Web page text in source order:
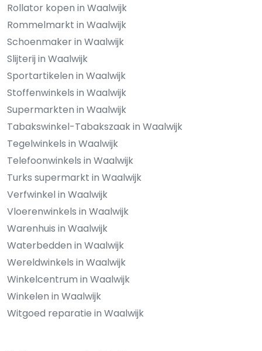
Rollator kopen in Waalwijk
Rommelmarkt in Waalwijk
Schoenmaker in Waalwijk
Slijterij in Waalwijk
Sportartikelen in Waalwijk
Stoffenwinkels in Waalwijk
Supermarkten in Waalwijk
Tabakswinkel-Tabakszaak in Waalwijk
Tegelwinkels in Waalwijk
Telefoonwinkels in Waalwijk
Turks supermarkt in Waalwijk
Verfwinkel in Waalwijk
Vloerenwinkels in Waalwijk
Warenhuis in Waalwijk
Waterbedden in Waalwijk
Wereldwinkels in Waalwijk
Winkelcentrum in Waalwijk
Winkelen in Waalwijk
Witgoed reparatie in Waalwijk